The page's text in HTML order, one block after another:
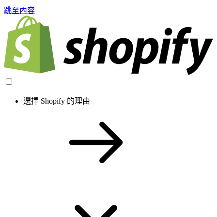
跳至內容
選擇 Shopify 的理由